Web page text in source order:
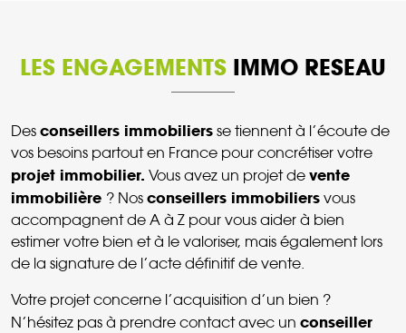
LES ENGAGEMENTS IMMO RESEAU
Des conseillers immobiliers se tiennent à l’écoute de
vos besoins partout en France pour concrétiser votre
projet immobilier. Vous avez un projet de vente
immobilière ? Nos conseillers immobiliers vous
accompagnent de A à Z pour vous aider à bien
estimer votre bien et à le valoriser, mais également lors
de la signature de l’acte définitif de vente.
Votre projet concerne l’acquisition d’un bien ?
N’hésitez pas à prendre contact avec un conseiller